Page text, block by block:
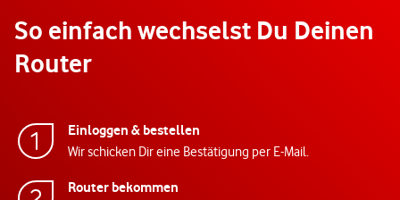
So einfach wechselst Du Deinen
Router
Einloggen & bestellen
Wir schicken Dir eine Bestätigung per E-Mail.
Router bekommen